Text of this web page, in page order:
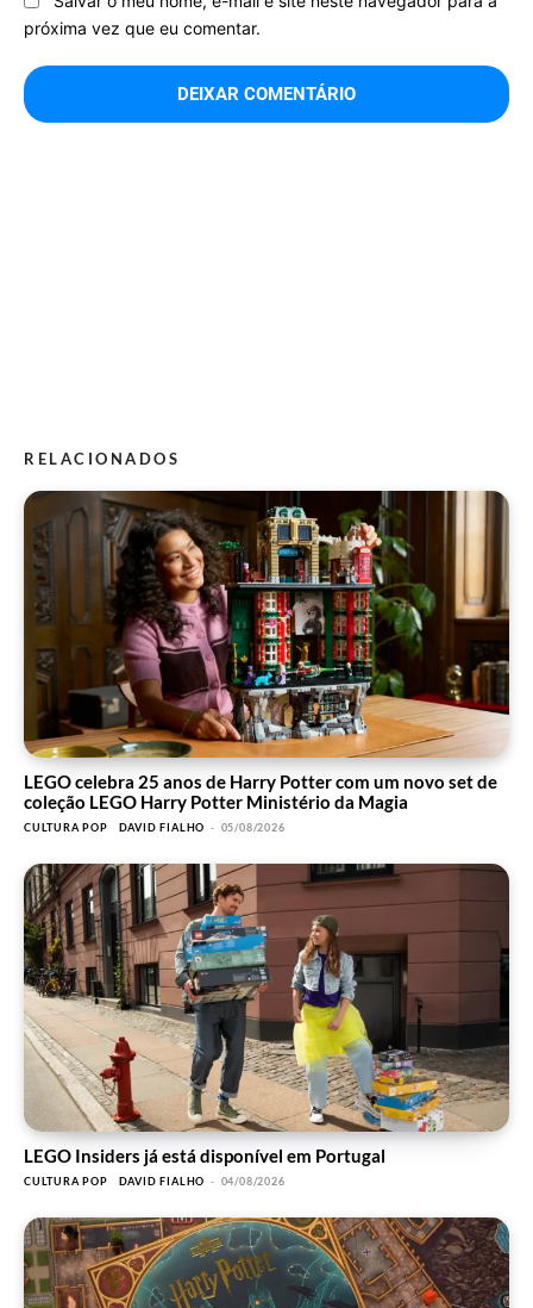
próxima vez que eu comentar.
RELACIONADOS
LEGO celebra 25 anos de Harry Potter com um novo set de
coleção LEGO Harry Potter Ministério da Magia
CULTURA POP DAVID FIALHO - 05/08/2026
LEGO Insiders já está disponível em Portugal
CULTURA POP DAVID FIALHO - 04/08/2026